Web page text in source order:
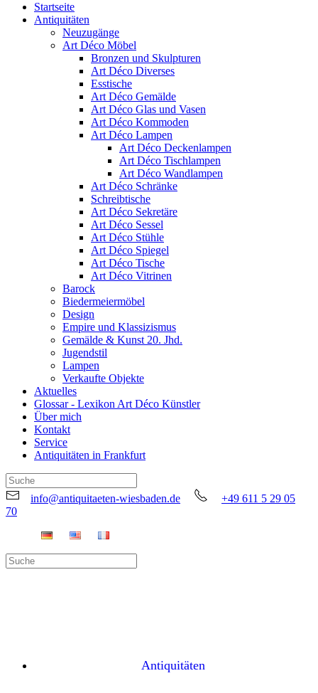
Startseite
Antiquitäten
Neuzugänge
Art Déco Möbel
Bronzen und Skulpturen
Art Déco Diverses
Esstische
Art Déco Gemälde
Art Déco Glas und Vasen
Art Déco Kommoden
Art Déco Lampen
Art Déco Deckenlampen
Art Déco Tischlampen
Art Déco Wandlampen
Art Déco Schränke
Schreibtische
Art Déco Sekretäre
Art Déco Sessel
Art Déco Stühle
Art Déco Spiegel
Art Déco Tische
Art Déco Vitrinen
Barock
Biedermeiermöbel
Design
Empire und Klassizismus
Gemälde & Kunst 20. Jhd.
Jugendstil
Lampen
Verkaufte Objekte
Aktuelles
Glossar - Lexikon Art Déco Künstler
Über mich
Kontakt
Service
Antiquitäten in Frankfurt
info@antiquitaeten-wiesbaden.de
+49 611 5 29 05
70
Antiquitäten